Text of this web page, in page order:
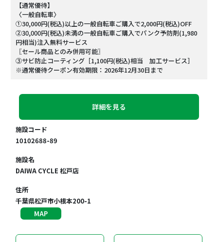
【通常優待】
〈一般自転車〉
①30,000円(税込)以上の一般自転車ご購入で2,000円(税込)OFF
②30,000円(税込)未満の一般自転車ご購入でパンク予防剤(1,980
円相当)注入無料サービス
〖セール商品とのみ併用可能〗
③サビ防止コーティング［1,100円(税込)相当 加工サービス］
※通常優待クーポン有効期限：2026年12月30日まで
詳細を見る
施設コード
10102688-89
施設名
DAIWA CYCLE 松戸店
住所
千葉県松戸市小根本200-1
MAP